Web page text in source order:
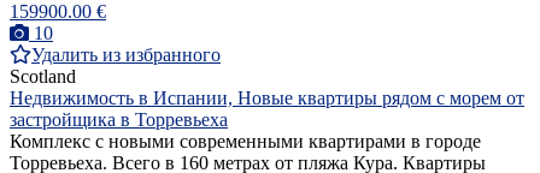
159900.00 €
10
Удалить из избранного
Scotland
Недвижимость в Испании, Новые квартиры рядом с морем от
застройщика в Торревьеха
Комплекс с новыми современными квартирами в городе
Торревьеха. Всего в 160 метрах от пляжа Кура. Квартиры